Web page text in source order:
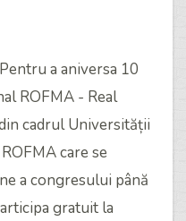
Pentru a aniversa 10
ROFMA - Real
cadrul Universității
care se
a congresului până
gratuit la